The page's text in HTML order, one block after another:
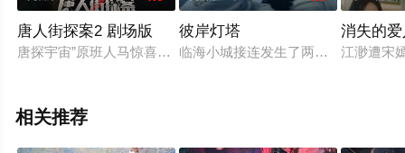
唐人街探案2 剧场版
唐探宇宙”原班人马惊喜回归，四个全新悬疑推理单元《天使的
彼岸灯塔
临海小城接连发生了两起离奇杀人
消失的
江渺遭宋
相关推荐